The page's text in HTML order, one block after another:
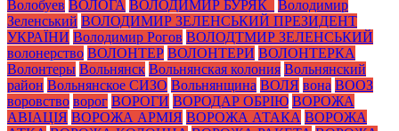
Волобуев ВОЛОГА ВОЛОДИМИР БУРЯК_
Володимир
Зеленський ВОЛОДИМИР ЗЕЛЕНСЬКИЙ ПРЕЗИДЕНТ
УКРАЇНИ Володимир Рогов ВОЛОДТМИР ЗЕЛЕНСЬКИЙ
волонерство ВОЛОНТЕР ВОЛОНТЕРИ ВОЛОНТЕРКА
Волонтеры Вольнянск Вольнянская колония Вольнянский
район Вольнянское СИЗО Вольнянщина ВОЛЯ вона ВООЗ
воровство ворог ВОРОГИ ВОРОДАР ОБРІЮ ВОРОЖА
АВІАЦІЯ ВОРОЖА АРМІЯ ВОРОЖА АТАКА ВОРОЖА